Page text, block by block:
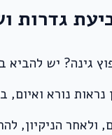
הם 5 טיפים בשיפוץ
נורא
ולאחר הניקיון,